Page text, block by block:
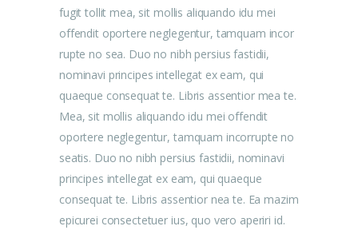
fugit tollit mea, sit mollis aliquando idu mei
offendit oportere neglegentur, tamquam incor
rupte no sea. Duo no nibh persius fastidii,
nominavi principes intellegat ex eam, qui
quaeque consequat te. Libris assentior mea te.
Mea, sit mollis aliquando idu mei offendit
oportere neglegentur, tamquam incorrupte no
seatis. Duo no nibh persius fastidii, nominavi
principes intellegat ex eam, qui quaeque
consequat te. Libris assentior nea te. Ea mazim
epicurei consectetuer ius, quo vero aperiri id.